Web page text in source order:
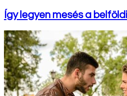
Így legyen mesés a